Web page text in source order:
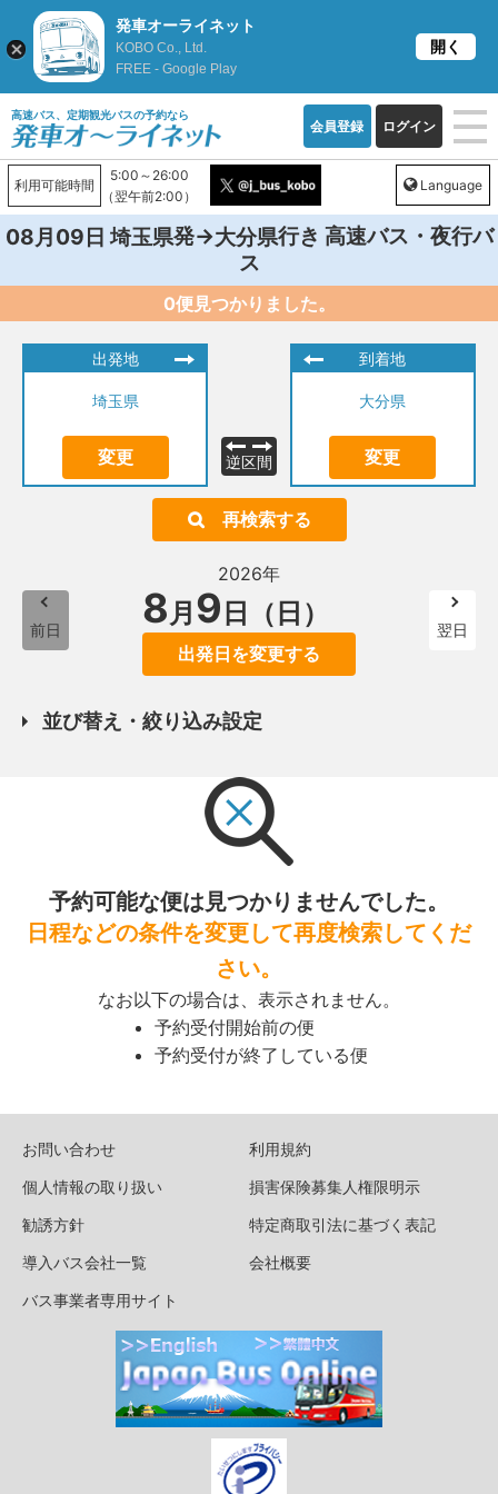
高速バス、定期観光バスの予約なら
会員登録 ログイン
利用可能時間
5:00～26:00
（翌午前2:00）
Language
08月09日埼玉県発→大分県行き 高速バス・夜行バ
ス
0便見つかりました。
出発地
埼玉県
変更 逆区間
到着地
大分県
変更
再検索する
前日
2026年
8月 9 日（日）
出発日を変更する
翌日
並び替え・絞り込み設定
予約可能な便は見つかりませんでした。
日程などの条件を変更して再度検索してくだ
さい。
なお以下の場合は、表示されません。
予約受付開始前の便
予約受付が終了している便
お問い合わせ
利用規約
個人情報の取り扱い
損害保険募集人権限明示
勧誘方針
特定商取引法に基づく表記
導入バス会社一覧
会社概要
バス事業者専用サイト
発車オーライネット
KOBO Co., Ltd.
FREE - Google Play
開く